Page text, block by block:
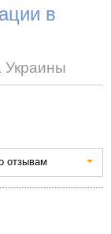
в
Украины
отзывам